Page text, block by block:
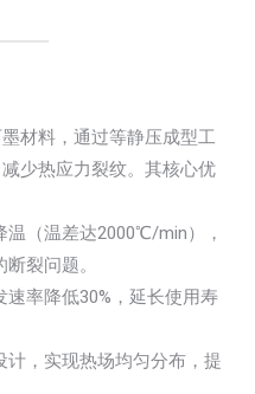
材料，通过等静压成型工
少热应力裂纹。其核心优
温（温差达2000℃/min），
裂问题。
速率降低30%，延长使用寿
计，实现热场均匀分布，提